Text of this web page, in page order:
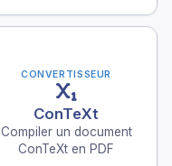
CONVERTISSEUR
ConTeXt
Compiler un document
ConTeXt en PDF